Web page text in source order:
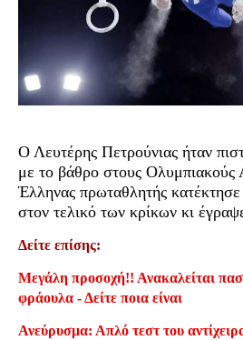
Ο Λευτέρης Πετρούνιας ήταν
με το βάθρο στους
Έλληνας πρωταθλητής κατέκτησε
στον τελικό των κρίκων κι
Δείτε επίσης:
Μεγάλη προσοχή!! Ανακαλείται
φράουλα - Δείτε ποια είναι
Ανεύρυσμα: Απλό τεστ του